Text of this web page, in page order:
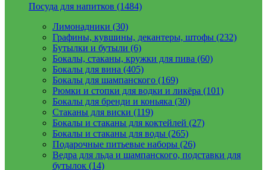
Посуда для напитков (1484)
Лимонадники (30)
Графины, кувшины, декантеры, штофы (232)
Бутылки и бутыли (6)
Бокалы, стаканы, кружки для пива (60)
Бокалы для вина (405)
Бокалы для шампанского (169)
Рюмки и стопки для водки и ликёра (101)
Бокалы для бренди и коньяка (30)
Стаканы для виски (119)
Бокалы и стаканы для коктейлей (27)
Бокалы и стаканы для воды (265)
Подарочные питьевые наборы (26)
Ведра для льда и шампанского, подставки для
бутылок (14)